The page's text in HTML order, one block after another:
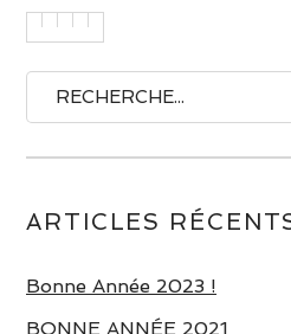
ARTICLES
Bonne Année 2023 !
BONNE ANNÉE 2021